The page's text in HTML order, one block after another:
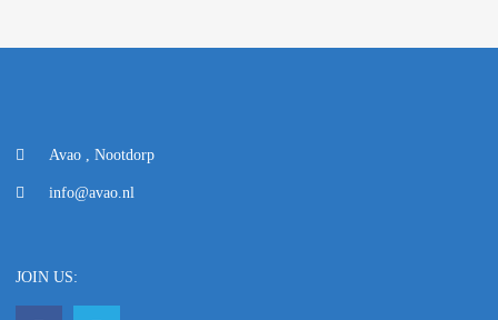
Avao , Nootdorp
info@avao.nl
JOIN US: